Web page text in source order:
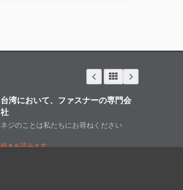
台湾において、ファスナーの専門会
社
ネジのことは私たちにお尋ねください
続きを読みます